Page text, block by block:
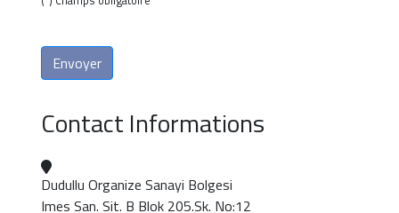
Contact Informations
Dudullu Organize Sanayi Bolgesi
Imes San. Sit. B Blok 205.Sk. No:12